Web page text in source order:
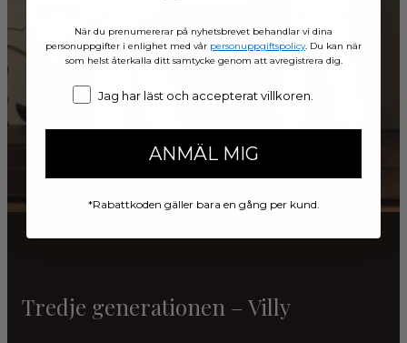
Tredje generationen – Villy
När du prenumererar på nyhetsbrevet behandlar vi dina
personuppgifter i enlighet med vår personuppgiftspolicy. Du kan när
som helst återkalla ditt samtycke genom att avregistrera dig.
Concent
Jag har läst och accepterat villkoren.
ANMÄL MIG
*Rabattkoden gäller bara en gång per kund.